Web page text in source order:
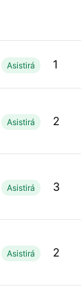
Asistirá 1
Asistirá 2
Asistirá 3
Asistirá 2